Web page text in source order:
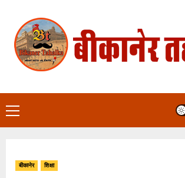
content
Primary
Menu
बीकानेर शिक्षा